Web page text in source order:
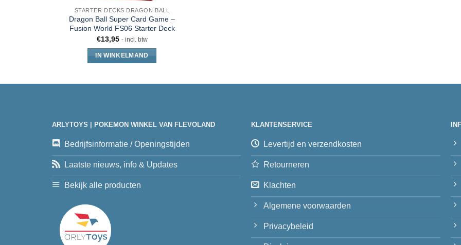
STARTER DECKS DRAGON BALL
Dragon Ball Super Card Game –
Fusion World FS06 Starter Deck
€13,95 - incl. btw
IN WINKELMAND
ARLYTOYS | POKEMON WINKEL VAN FLEVOLAND
Bedrijfsinformatie / Openingstijden
Laatste nieuws, info & Updates
Bekijk alle producten
KLANTENSERVICE
Levertijd en verzendkosten
Retourneren
Klachten
Algemene voorwaarden
Privacybeleid